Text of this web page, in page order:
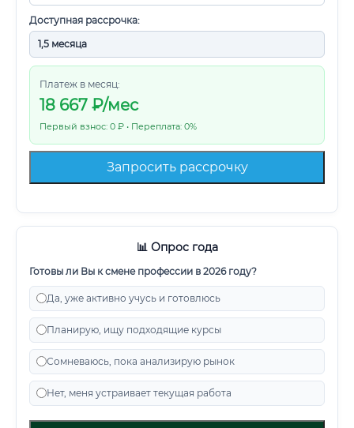
Доступная рассрочка:
Платеж в месяц:
18 667 ₽/мес
Первый взнос: 0 ₽ • Переплата: 0%
Запросить рассрочку
📊 Опрос года
Готовы ли Вы к смене профессии в 2026 году?
Да, уже активно учусь и готовлюсь
Планирую, ищу подходящие курсы
Сомневаюсь, пока анализирую рынок
Нет, меня устраивает текущая работа